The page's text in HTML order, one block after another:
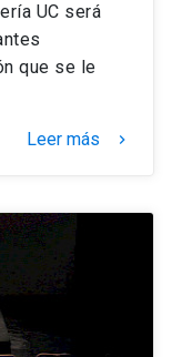
UC será
que se le
Leer más keyboard_arrow_right